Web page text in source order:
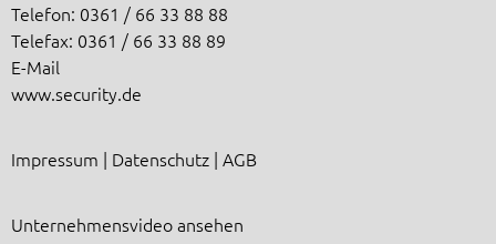
Telefon: 0361 / 66 33 88 88
Telefax: 0361 / 66 33 88 89
E-Mail
www.security.de
Impressum | Datenschutz | AGB
Unternehmensvideo ansehen